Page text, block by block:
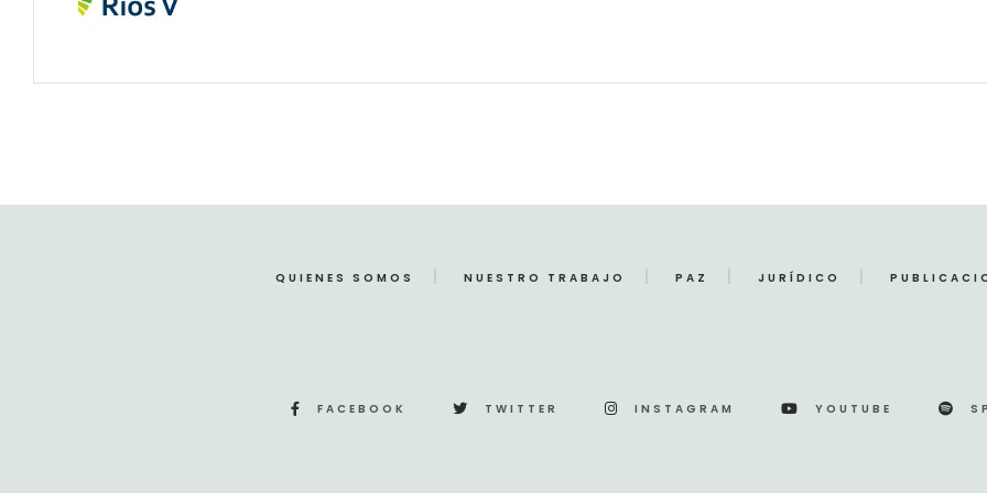
QUIENES SOMOS NUESTRO TRABAJO PAZ JURÍDICO
FACEBOOK TWITTER INSTAGRAM YOUTUBE